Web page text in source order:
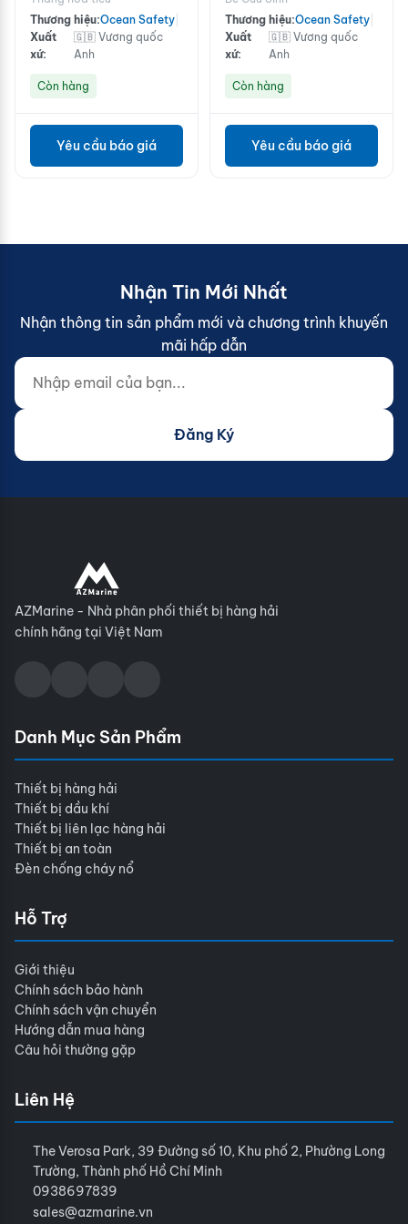
Thương hiệu:Ocean Safety
Xuất
xứ:
🇬🇧 Vương quốc
Anh
Còn hàng
Yêu cầu báo giá
24h
Thương hiệu:Ocean Safety
Xuất
xứ:
🇬🇧 Vương quốc
Anh
Còn hàng
Yêu cầu báo giá
Nhận Tin Mới Nhất
Nhận thông tin sản phẩm mới và chương trình khuyến
mãi hấp dẫn
Nhập email của bạn...
Website (do not fill)
Đăng Ký
AZMarine - Nhà phân phối thiết bị hàng hải
chính hãng tại Việt Nam
Danh Mục Sản Phẩm
Thiết bị hàng hải
Thiết bị dầu khí
Thiết bị liên lạc hàng hải
Thiết bị an toàn
Đèn chống cháy nổ
Hỗ Trợ
Giới thiệu
Chính sách bảo hành
Chính sách vận chuyển
Hướng dẫn mua hàng
Câu hỏi thường gặp
Liên Hệ
The Verosa Park, 39 Đường số 10, Khu phố 2, Phường Long
Trường, Thành phố Hồ Chí Minh
0938697839
sales@azmarine.vn